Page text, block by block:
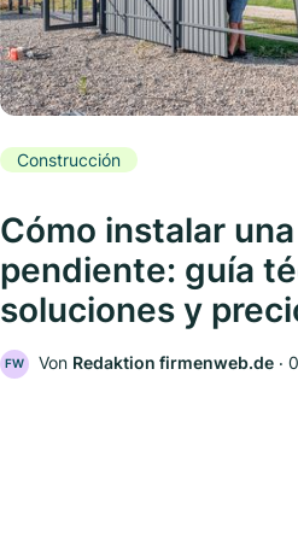
Construcción
Cómo instalar
pendiente: guía
soluciones y
FW Von Redaktion firmenweb.de ‧